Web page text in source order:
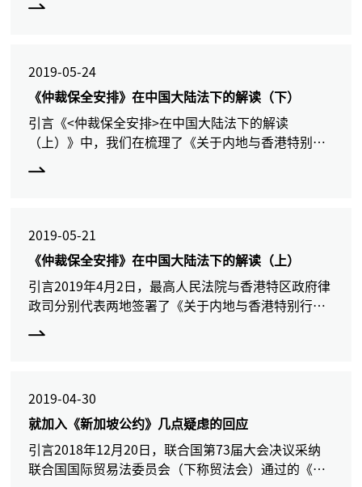
2019-05-24
《仲裁保全安排》在中国大陆法下的解读（下）
引言《<仲裁保全安排>在中国大陆法下的解读
（上）》中，我们在梳理了《关于内地与香港特别行
2019-05-21
《仲裁保全安排》在中国大陆法下的解读（上）
引言2019年4月2日，最高人民法院与香港特区政府律
政司分别代表两地签署了《关于内地与香港特别行政
2019-04-30
就加入《新加坡公约》几点疑虑的回应
引言2018年12月20日，联合国第73届大会决议采纳
联合国国际贸易法委员会（下称贸法会）通过的《联